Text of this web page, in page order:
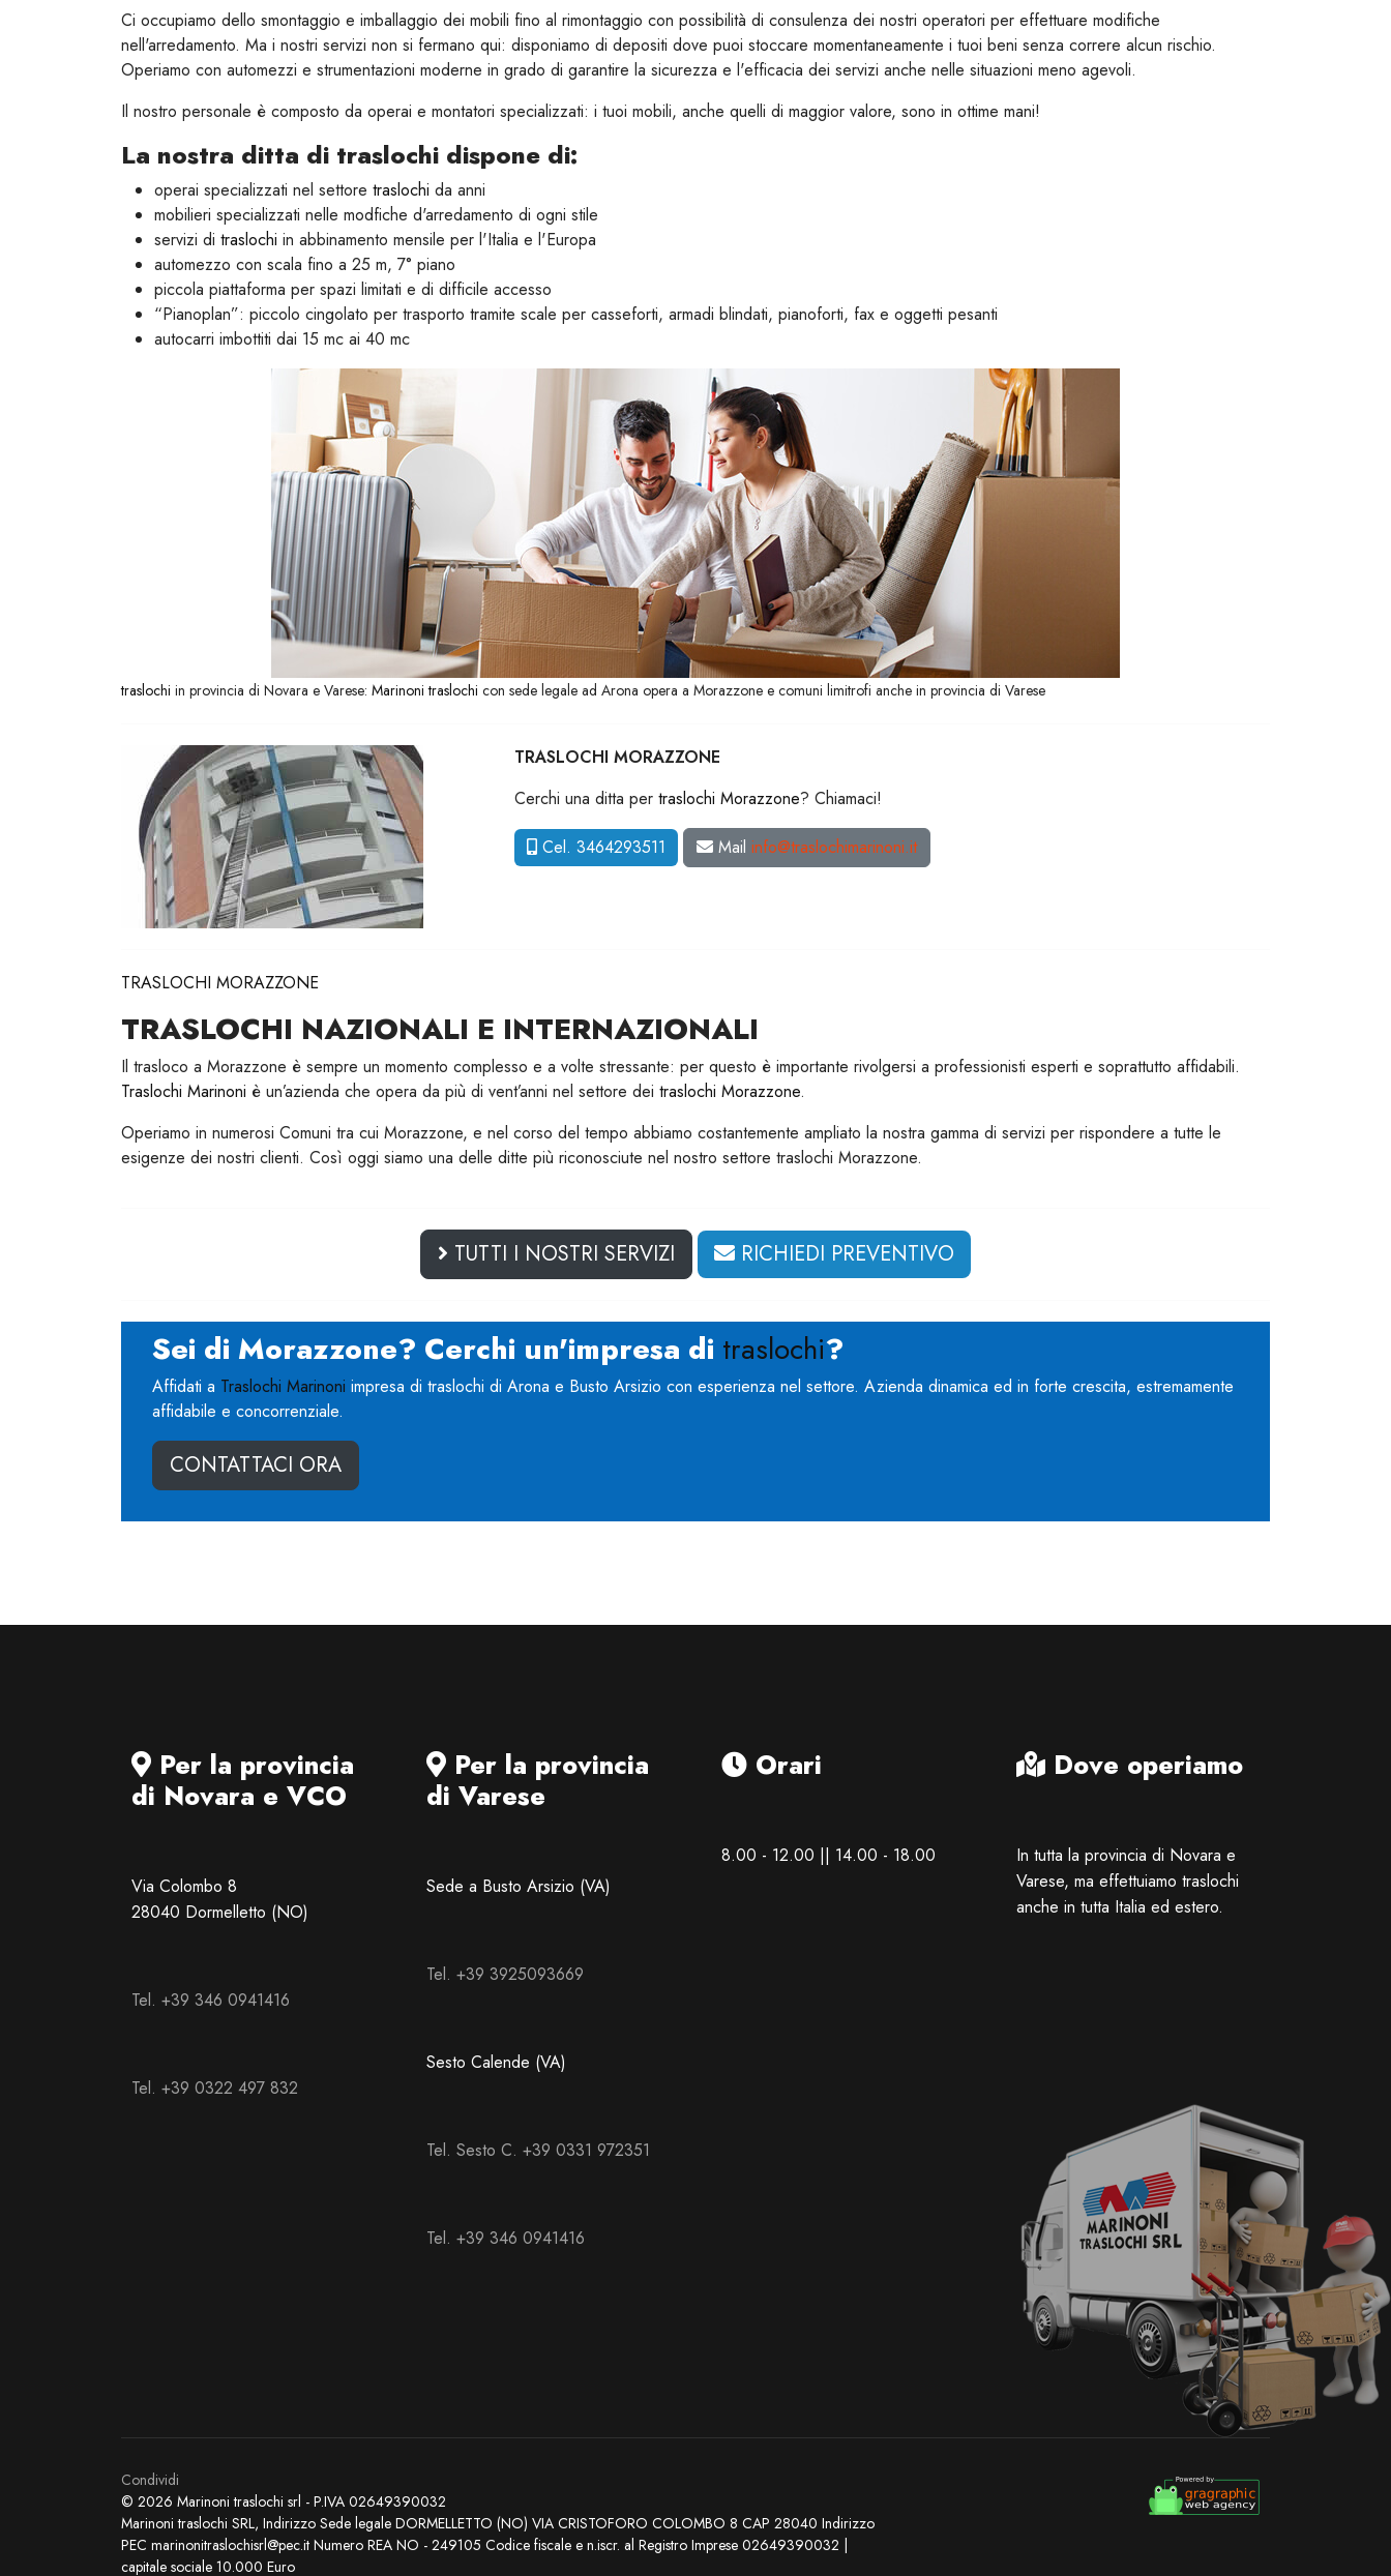
Ci occupiamo dello smontaggio e imballaggio dei mobili fino al rimontaggio con possibilità di consulenza dei nostri operatori per effettuare modifiche
nell'arredamento. Ma i nostri servizi non si fermano qui: disponiamo di depositi dove puoi stoccare momentaneamente i tuoi beni senza correre alcun rischio.
Operiamo con automezzi e strumentazioni moderne in grado di garantire la sicurezza e l'efficacia dei servizi anche nelle situazioni meno agevoli.
Il nostro personale è composto da operai e montatori specializzati: i tuoi mobili, anche quelli di maggior valore, sono in ottime mani!
La nostra ditta di traslochi dispone di:
operai specializzati nel settore traslochi da anni
mobilieri specializzati nelle modfiche d'arredamento di ogni stile
servizi di traslochi in abbinamento mensile per l'Italia e l'Europa
automezzo con scala fino a 25 m, 7° piano
piccola piattaforma per spazi limitati e di difficile accesso
“Pianoplan”: piccolo cingolato per trasporto tramite scale per casseforti, armadi blindati, pianoforti, fax e oggetti pesanti
autocarri imbottiti dai 15 mc ai 40 mc
traslochi in provincia di Novara e Varese: Marinoni traslochi con sede legale ad Arona opera a Morazzone e comuni limitrofi anche in provincia di Varese
TRASLOCHI MORAZZONE
Cerchi una ditta per traslochi Morazzone? Chiamaci!
Cel. 3464293511 Mail info@traslochimarinoni.it
TRASLOCHI MORAZZONE
TRASLOCHI NAZIONALI E INTERNAZIONALI
Il trasloco a Morazzone è sempre un momento complesso e a volte stressante: per questo è importante rivolgersi a professionisti esperti e soprattutto affidabili.
Traslochi Marinoni è un’azienda che opera da più di vent’anni nel settore dei traslochi Morazzone.
Operiamo in numerosi Comuni tra cui Morazzone, e nel corso del tempo abbiamo costantemente ampliato la nostra gamma di servizi per rispondere a tutte le
esigenze dei nostri clienti. Così oggi siamo una delle ditte più riconosciute nel nostro settore traslochi Morazzone.
TUTTI I NOSTRI SERVIZI RICHIEDI PREVENTIVO
Sei di Morazzone? Cerchi un'impresa di traslochi?
Affidati a Traslochi Marinoni impresa di traslochi di Arona e Busto Arsizio con esperienza nel settore. Azienda dinamica ed in forte crescita, estremamente
affidabile e concorrenziale.
CONTATTACI ORA
Per la provincia
di Novara e VCO
Via Colombo 8
28040 Dormelletto (NO)
Tel. +39 346 0941416
Tel. +39 0322 497 832
Per la provincia
di Varese
Sede a Busto Arsizio (VA)
Tel. +39 3925093669
Sesto Calende (VA)
Tel. Sesto C. +39 0331 972351
Tel. +39 346 0941416
Orari
8.00 - 12.00 || 14.00 - 18.00
Dove operiamo
In tutta la provincia di Novara e
Varese, ma effettuiamo traslochi
anche in tutta Italia ed estero.
Condividi
© 2026 Marinoni traslochi srl - P.IVA 02649390032
Marinoni traslochi SRL, Indirizzo Sede legale DORMELLETTO (NO) VIA CRISTOFORO COLOMBO 8 CAP 28040 Indirizzo
PEC marinonitraslochisrl@pec.it Numero REA NO - 249105 Codice fiscale e n.iscr. al Registro Imprese 02649390032 |
capitale sociale 10.000 Euro